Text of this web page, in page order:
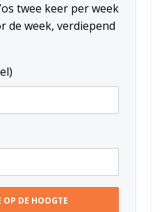
twee keer per week
de week, verdiepend